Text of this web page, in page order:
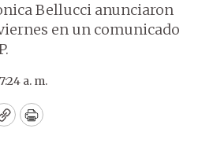
Bellucci anunciaron
en un comunicado
a. m.
CopyPrint